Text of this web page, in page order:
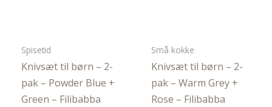
Spisetid
Knivsæt til børn – 2-
pak – Powder Blue +
Green – Filibabba
Små kokke
Knivsæt til børn – 2-
pak – Warm Grey +
Rose – Filibabba